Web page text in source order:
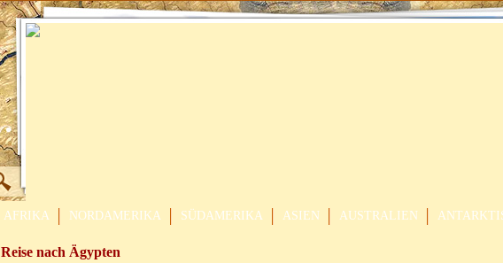
AFRIKA NORDAMERIKA SÜDAMERIKA ASIEN AUSTRALIEN
Reise nach Ägypten